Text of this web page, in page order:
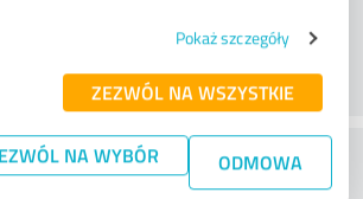
Pokaż szczegóły
ZEZWÓL NA WSZYSTKIE
NA WYBÓR ODMOWA
you think of the price to